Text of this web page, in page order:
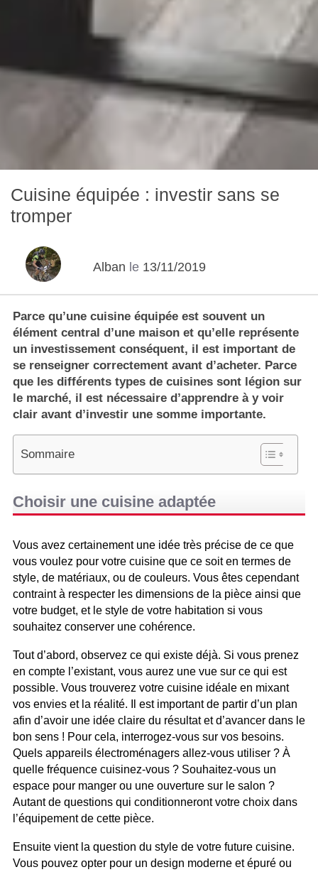
Cuisine équipée : investir sans se
tromper
Alban le 13/11/2019
Parce qu’une cuisine équipée est souvent un
élément central d’une maison et qu’elle représente
un investissement conséquent, il est important de
se renseigner correctement avant d’acheter. Parce
que les différents types de cuisines sont légion sur
le marché, il est nécessaire d’apprendre à y voir
clair avant d’investir une somme importante.
Sommaire
Choisir une cuisine adaptée
Vous avez certainement une idée très précise de ce que
vous voulez pour votre cuisine que ce soit en termes de
style, de matériaux, ou de couleurs. Vous êtes cependant
contraint à respecter les dimensions de la pièce ainsi que
votre budget, et le style de votre habitation si vous
souhaitez conserver une cohérence.
Tout d’abord, observez ce qui existe déjà. Si vous prenez
en compte l’existant, vous aurez une vue sur ce qui est
possible. Vous trouverez votre cuisine idéale en mixant
vos envies et la réalité. Il est important de partir d’un plan
afin d’avoir une idée claire du résultat et d’avancer dans le
bon sens ! Pour cela, interrogez-vous sur vos besoins.
Quels appareils électroménagers allez-vous utiliser ? À
quelle fréquence cuisinez-vous ? Souhaitez-vous un
espace pour manger ou une ouverture sur le salon ?
Autant de questions qui conditionneront votre choix dans
l’équipement de cette pièce.
Ensuite vient la question du style de votre future cuisine.
Vous pouvez opter pour un design moderne et épuré ou